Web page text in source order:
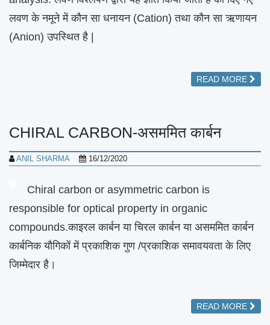
लवण के नमूने में कौन सा धनायन (Cation) तथा कौन सा ऋणायन
(Anion) उपस्थित है |
READ MORE
CHIRAL CARBON-असममित कार्बन
ANIL SHARMA 16/12/2020
Chiral carbon or asymmetric carbon is
responsible for optical property in organic
compounds.काइरल कार्बन या चिरल कार्बन या असममित कार्बन
कार्बनिक यौगिकों में प्रकाशिक गुण /प्रकाशिक समावयवता के लिए
जिम्मेदार है।
READ MORE